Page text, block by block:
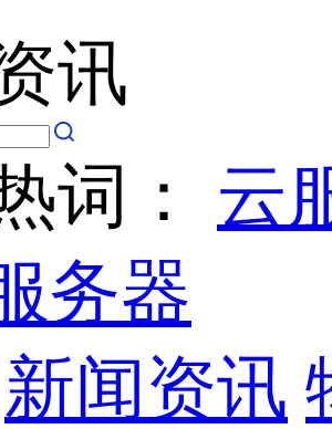
讯
词： 云
务器
新闻资讯